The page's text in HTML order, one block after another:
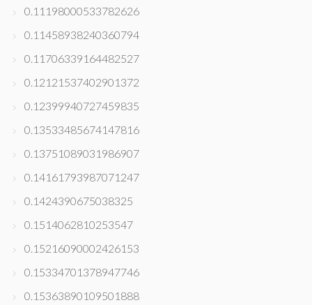
0.11198000533782626
0.11458938240360794
0.11706339164482527
0.12121537402901372
0.12399940727459835
0.13533485674147816
0.13751089031986907
0.14161793987071247
0.1424390675038325
0.1514062810253547
0.15216090002426153
0.15334701378947746
0.15363890109501888